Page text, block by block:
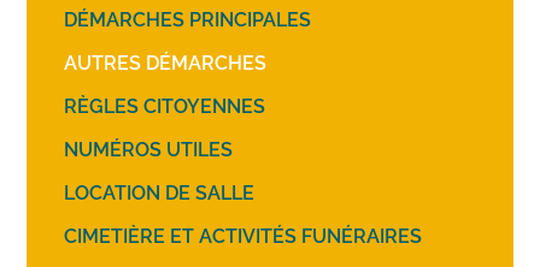
DÉMARCHES PRINCIPALES
AUTRES DÉMARCHES
RÈGLES CITOYENNES
NUMÉROS UTILES
LOCATION DE SALLE
CIMETIÈRE ET ACTIVITÉS FUNÉRAIRES